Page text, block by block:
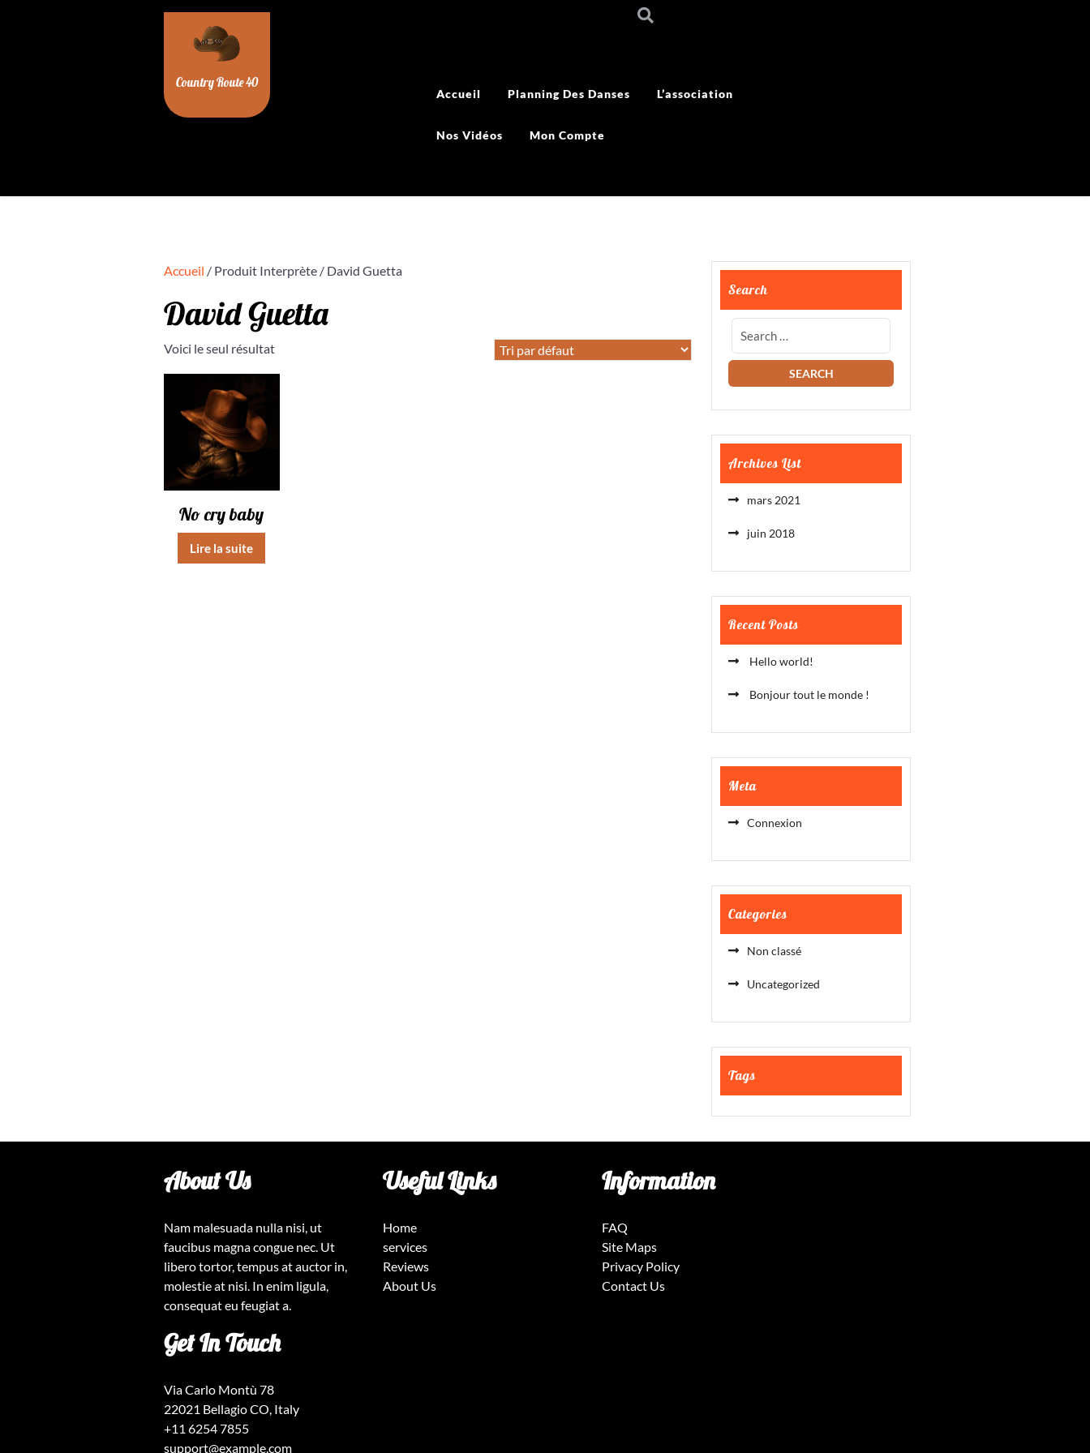
Country Route 40
Accueil Planning Des Danses L’association
Nos Vidéos Mon Compte
Accueil / Produit Interprète / David Guetta
David Guetta
Voici le seul résultat
No cry baby
Lire la suite
Search
Archives List
mars 2021
juin 2018
Recent Posts
Hello world!
Bonjour tout le monde !
Meta
Connexion
Categories
Non classé
Uncategorized
Tags
About Us
Nam malesuada nulla nisi, ut
faucibus magna congue nec. Ut
libero tortor, tempus at auctor in,
molestie at nisi. In enim ligula,
consequat eu feugiat a.
Useful Links
Home
services
Reviews
About Us
Information
FAQ
Site Maps
Privacy Policy
Contact Us
Get In Touch
Via Carlo Montù 78
22021 Bellagio CO, Italy
+11 6254 7855
support@example.com